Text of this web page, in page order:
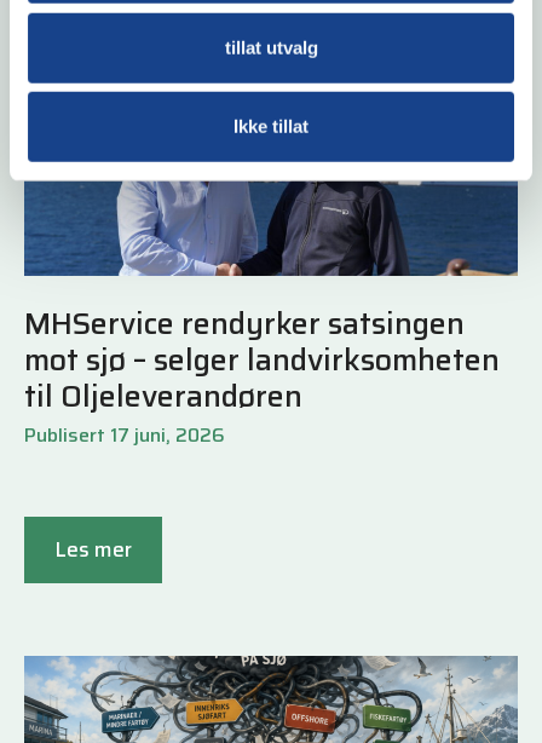
tillat utvalg
Ikke tillat
MHService rendyrker satsingen
mot sjø – selger landvirksomheten
til Oljeleverandøren
Publisert 17 juni, 2026
Les mer